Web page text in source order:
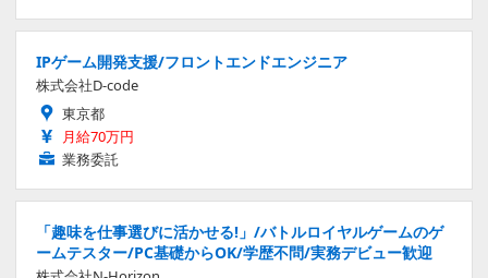
IPゲーム開発支援/フロントエンドエンジニア
株式会社D-code
東京都
月給70万円
業務委託
「趣味を仕事選びに活かせる!」/バトルロイヤルゲームのゲ
ームテスター/PC基礎からOK/学歴不問/実務デビュー歓迎